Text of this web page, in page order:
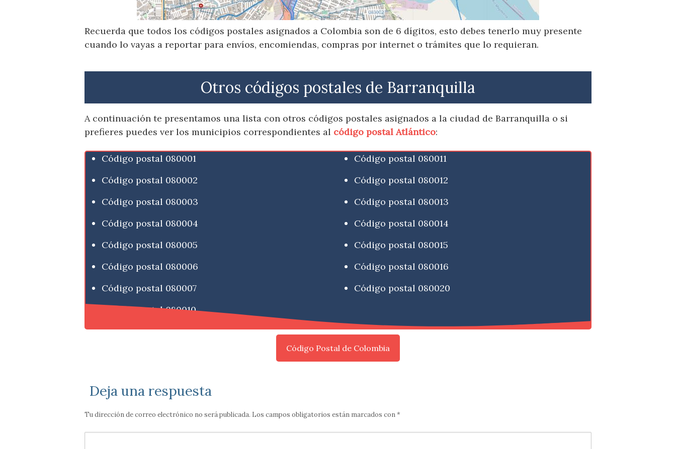
Recuerda que todos los códigos postales asignados a Colombia son de 6 dígitos, esto debes tenerlo muy presente
cuando lo vayas a reportar para envíos, encomiendas, compras por internet o trámites que lo requieran.
Otros códigos postales de Barranquilla
A continuación te presentamos una lista con otros códigos postales asignados a la ciudad de Barranquilla o si
prefieres puedes ver los municipios correspondientes al código postal Atlántico:
Código postal 080001
Código postal 080002
Código postal 080003
Código postal 080004
Código postal 080005
Código postal 080006
Código postal 080007
Código postal 080010
Código postal 080011
Código postal 080012
Código postal 080013
Código postal 080014
Código postal 080015
Código postal 080016
Código postal 080020
Código Postal de Colombia
Deja una respuesta
Tu dirección de correo electrónico no será publicada. Los campos obligatorios están marcados con*